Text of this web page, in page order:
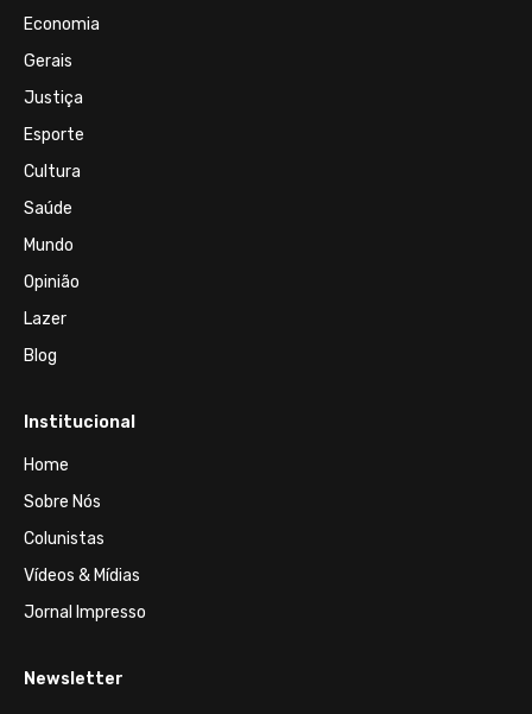
Economia
Gerais
Justiça
Esporte
Cultura
Saúde
Mundo
Opinião
Lazer
Blog
Institucional
Home
Sobre Nós
Colunistas
Vídeos & Mídias
Jornal Impresso
Newsletter